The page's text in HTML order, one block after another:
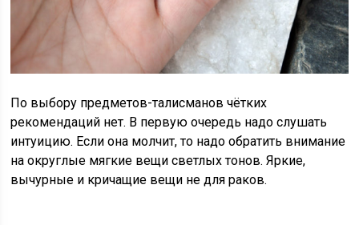
По выбору предметов-талисманов чётких
рекомендаций нет. В первую очередь надо слушать
интуицию. Если она молчит, то надо обратить внимание
на округлые мягкие вещи светлых тонов. Яркие,
вычурные и кричащие вещи не для раков.